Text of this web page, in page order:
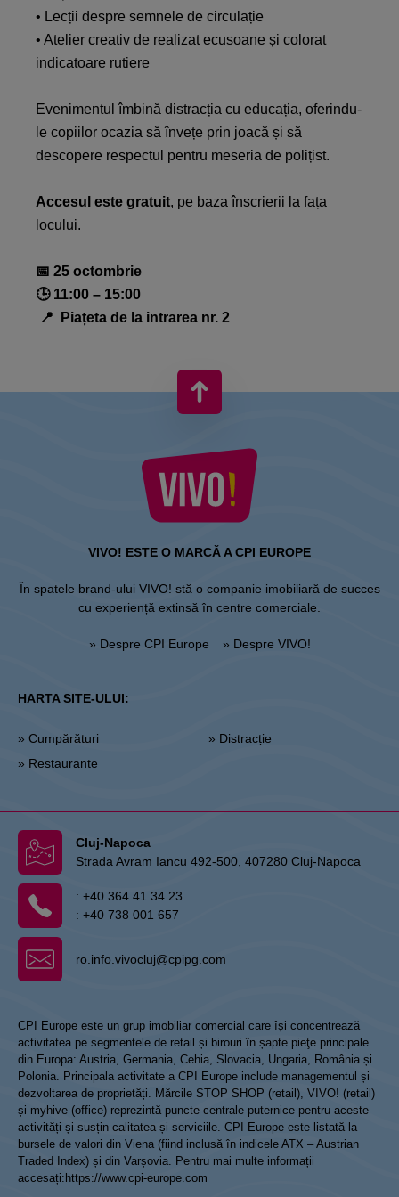
• Lecții despre semnele de circulație​
• Atelier creativ de realizat ecusoane și colorat
indicatoare rutiere​​
Evenimentul îmbină distracția cu educația, oferindu-
le copiilor ocazia să învețe prin joacă și să
descopere respectul pentru meseria de polițist.​
Accesul este gratuit, pe baza înscrierii la fața
locului.​
📅 25 octombrie
🕒 11:00 – 15:00​
📍 Piațeta de la intrarea nr. 2
VIVO! ESTE O MARCĂ A CPI EUROPE
În spatele brand-ului VIVO! stă o companie imobiliară de succes
cu experiență extinsă în centre comerciale.
» Despre CPI Europe » Despre VIVO!
HARTA SITE-ULUI:
» Cumpărături
» Restaurante
» Distracție
Cluj-Napoca
Strada Avram Iancu 492-500, 407280 Cluj-Napoca
: +40 364 41 34 23
: +40 738 001 657
ro.info.vivocluj@cpipg.com
CPI Europe este un grup imobiliar comercial care își concentrează
activitatea pe segmentele de retail și birouri în șapte pieţe principale
din Europa: Austria, Germania, Cehia, Slovacia, Ungaria, România și
Polonia. Principala activitate a CPI Europe include managementul și
dezvoltarea de proprietăți. Mărcile STOP SHOP (retail), VIVO! (retail)
și myhive (office) reprezintă puncte centrale puternice pentru aceste
activități și susțin calitatea și serviciile. CPI Europe este listată la
bursele de valori din Viena (fiind inclusă în indicele ATX – Austrian
Traded Index) și din Varșovia. Pentru mai multe informații
accesați: https://www.cpi-europe.com